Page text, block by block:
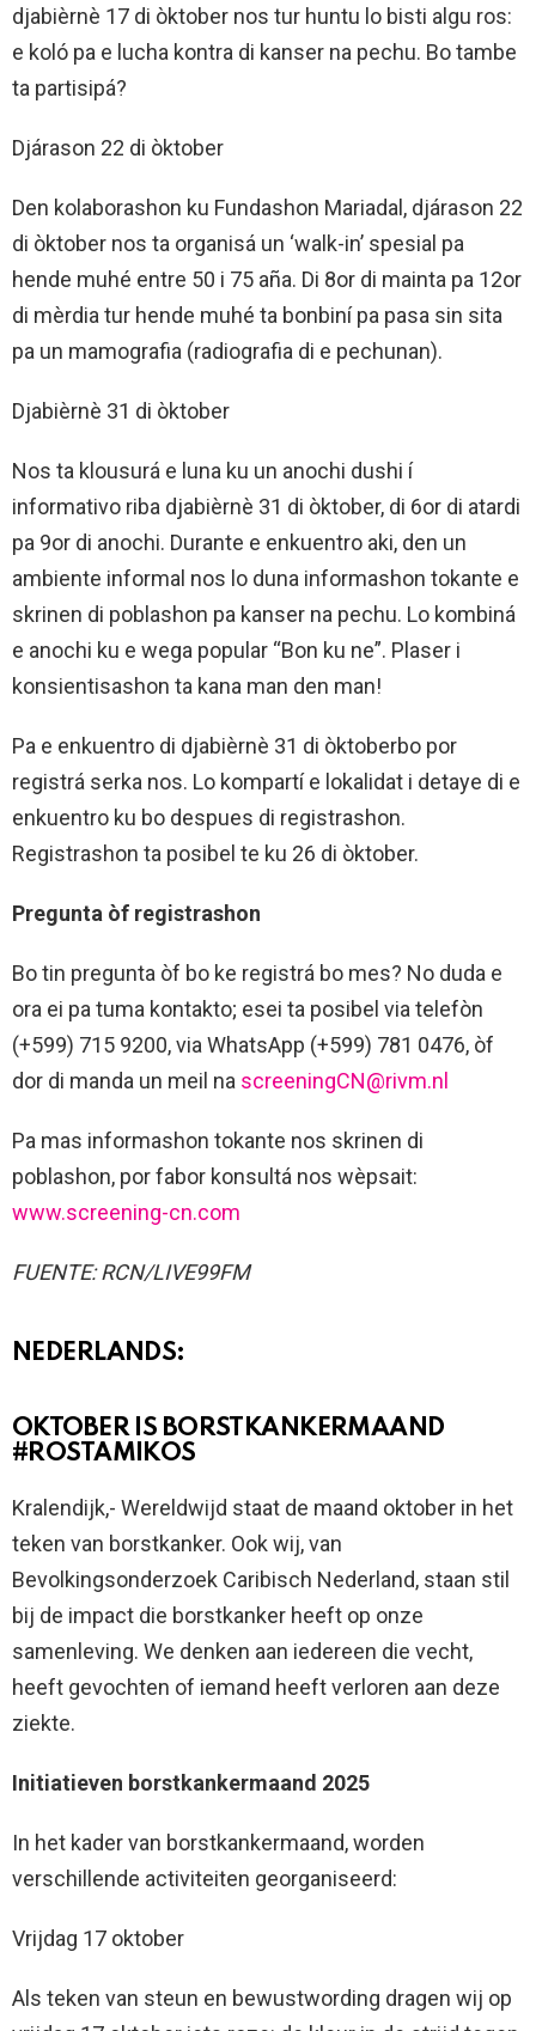
djabièrnè 17 di òktober nos tur huntu lo bisti algu ros:
e koló pa e lucha kontra di kanser na pechu. Bo tambe
ta partisipá?
Djárason 22 di òktober
Den kolaborashon ku Fundashon Mariadal, djárason 22
di òktober nos ta organisá un ‘walk-in’ spesial pa
hende muhé entre 50 i 75 aña. Di 8or di mainta pa 12or
di mèrdia tur hende muhé ta bonbiní pa pasa sin sita
pa un mamografia (radiografia di e pechunan).
Djabièrnè 31 di òktober
Nos ta klousurá e luna ku un anochi dushi í
informativo riba djabièrnè 31 di òktober, di 6or di atardi
pa 9or di anochi. Durante e enkuentro aki, den un
ambiente informal nos lo duna informashon tokante e
skrinen di poblashon pa kanser na pechu. Lo kombiná
e anochi ku e wega popular “Bon ku ne”. Plaser i
konsientisashon ta kana man den man!
Pa e enkuentro di djabièrnè 31 di òktoberbo por
registrá serka nos. Lo kompartí e lokalidat i detaye di e
enkuentro ku bo despues di registrashon.
Registrashon ta posibel te ku 26 di òktober.
Pregunta òf registrashon
Bo tin pregunta òf bo ke registrá bo mes? No duda e
ora ei pa tuma kontakto; esei ta posibel via telefòn
(+599) 715 9200, via WhatsApp (+599) 781 0476, òf
dor di manda un meil na screeningCN@rivm.nl
Pa mas informashon tokante nos skrinen di
poblashon, por fabor konsultá nos wèpsait:
www.screening-cn.com
FUENTE: RCN/LIVE99FM
NEDERLANDS:
OKTOBER IS BORSTKANKERMAAND
#ROSTAMIKOS
Kralendijk,- Wereldwijd staat de maand oktober in het
teken van borstkanker. Ook wij, van
Bevolkingsonderzoek Caribisch Nederland, staan stil
bij de impact die borstkanker heeft op onze
samenleving. We denken aan iedereen die vecht,
heeft gevochten of iemand heeft verloren aan deze
ziekte.
Initiatieven borstkankermaand 2025
In het kader van borstkankermaand, worden
verschillende activiteiten georganiseerd:
Vrijdag 17 oktober
Als teken van steun en bewustwording dragen wij op